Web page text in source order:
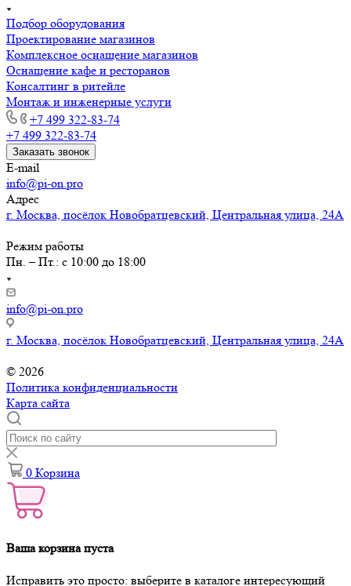
Подбор оборудования
Проектирование магазинов
Комплексное оснащение магазинов
Оснащение кафе и ресторанов
Консалтинг в ритейле
Монтаж и инженерные услуги
+7 499 322-83-74
+7 499 322-83-74
Заказать звонок
E-mail
info@pi-on.pro
Адрес
г. Москва, посёлок Новобратцевский, Центральная улица, 24А
Режим работы
Пн. – Пт.: с 10:00 до 18:00
info@pi-on.pro
г. Москва, посёлок Новобратцевский, Центральная улица, 24А
© 2026
Политика конфиденциальности
Карта сайта
0 Корзина
Ваша корзина пуста
Исправить это просто: выберите в каталоге интересующий